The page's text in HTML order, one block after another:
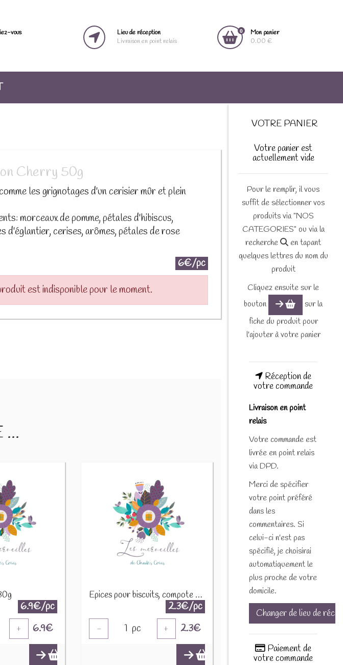
vous
Lieu de réception
Livraison en point relais
0
Mon panier
0.00 €
Cherry 50g
les grignotages d'un cerisier mûr et plein
morceaux de pomme, pétales d'hibiscus,
d'églantier, cerises, arômes, pétales de rose
6€/pc
est indisponible pour le moment.
...
6.9€/pc
+ 6.9€
Epices pour biscuits, compote et crumble 30g
2.3€/pc
- 1 pc + 2.3€
VOTRE PANIER
Votre panier est
actuellement vide
Pour le remplir, il vous
suffit de sélectionner vos
produits via "NOS
CATEGORIES" ou via la
recherche
en tapant
quelques lettres du nom du
produit
Cliquez ensuite sur le
bouton
sur la
fiche du produit pour
l'ajouter à votre panier
Réception de
votre commande
Livraison en point
relais
Votre commande est
livrée en point relais
via DPD.
Merci de spécifier
votre point préféré
dans les
commentaires. Si
celui-ci n'est pas
spécifié, je choisirai
automatiquement le
plus proche de votre
domicile.
Changer de lieu de
Paiement de
votre commande